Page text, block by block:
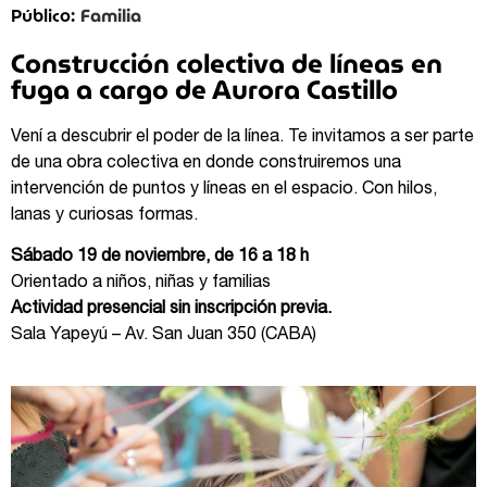
Público: Familia
Construcción colectiva de líneas en
fuga a cargo de Aurora Castillo
Vení a descubrir el poder de la línea. Te invitamos a ser parte
de una obra colectiva en donde construiremos una
intervención de puntos y líneas en el espacio. Con hilos,
lanas y curiosas formas.
Sábado 19 de noviembre, de 16 a 18 h
Orientado a niños, niñas y familias
Actividad presencial sin inscripción previa.
Sala Yapeyú – Av. San Juan 350 (CABA)